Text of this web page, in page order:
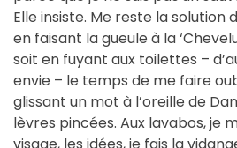
Elle insiste. Me reste la solution
en faisant la gueule à la
soit en fuyant aux toilettes –
envie – le temps de me faire
glissant un mot à l’oreille de
lèvres pincées. Aux lavabos, je